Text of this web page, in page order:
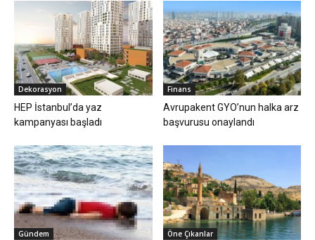
Dekorasyon
HEP İstanbul’da yaz
kampanyası başladı
Finans
Avrupakent GYO’nun halka arz
başvurusu onaylandı
Gündem Öne Çıkanlar